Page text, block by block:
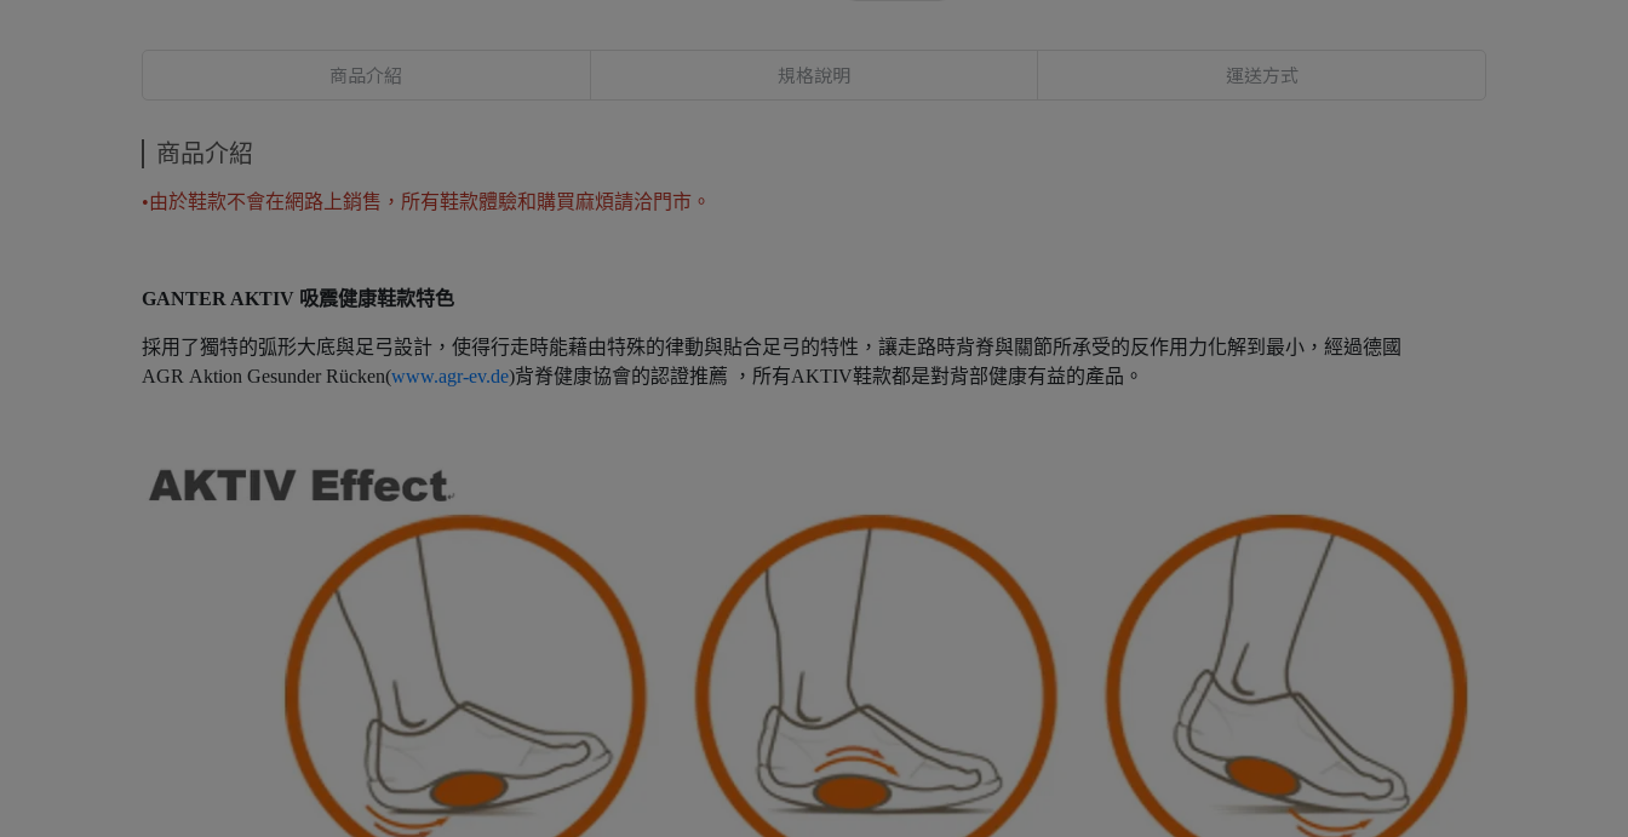
商品介紹 規格說明 運送方式
商品介紹
•由於鞋款不會在網路上銷售，所有鞋款體驗和購買麻煩請洽門市。
GANTER AKTIV 吸震健康鞋款特色
採用了獨特的弧形大底與足弓設計，使得行走時能藉由特殊的律動與貼合足弓的特性，讓走路時背脊與關節所承受的反作用力化解到最小，經過德國
AGR Aktion Gesunder Rücken(www.agr-ev.de)背脊健康協會的認證推薦 ，所有AKTIV鞋款都是對背部健康有益的產品。